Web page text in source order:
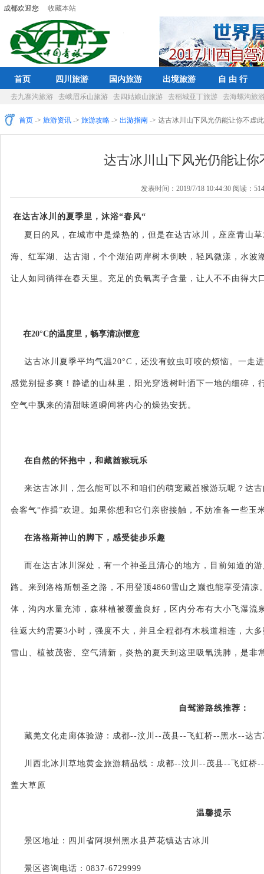
成都欢迎您 收藏本站
首页 四川旅游 国内旅游 出境旅游 自 由 行
去九寨沟旅游 去峨眉乐山旅游 去四姑娘山旅游 去稻城亚丁旅游 去海螺沟旅
首页 -> 旅游资讯 -> 旅游攻略 -> 出游指南 -> 达古冰川山下风光仍能让你不虚
达古冰川山下风光仍能让你
发表时间：2019/7/18 10:44:30 阅读：
在达古冰川的夏季里，沐浴“春风“
夏日的风，在城市中是燥热的，但是在达古冰川，座座青山
海、红军湖、达古湖，个个湖泊两岸树木倒映，轻风微漾，水波
让人如同徜徉在春天里。充足的负氧离子含量，让人不不由得大
在20°C的温度里，畅享清凉惬意
达古冰川夏季平均气温20°C，还没有蚊虫叮咬的烦恼。一走
感觉别提多爽！静谧的山林里，阳光穿透树叶洒下一地的细碎，
空气中飘来的清甜味道瞬间将内心的燥热安抚。
在自然的怀抱中，和藏酋猴玩乐
来达古冰川，怎么能可以不和咱们的萌宠藏酋猴游玩呢？达
会客气“作揖”欢迎。如果你想和它们亲密接触，不妨准备一些玉
在洛格斯神山的脚下，感受徒步乐趣
而在达古冰川深处，有一个神圣且清心的地方，目前知道的
路。来到洛格斯朝圣之路，不用登顶4860雪山之巅也能享受清
体，沟内水量充沛，森林植被覆盖良好，区内分布有大小飞瀑流
往返大约需要3小时，强度不大，并且全程都有木栈道相连，大
雪山、植被茂密、空气清新，炎热的夏天到这里吸氧洗肺，是非
自驾游路线推荐：
藏羌文化走廊体验游：成都--汶川--茂县--飞虹桥--黑水--达古
川西北冰川草地黄金旅游精品线：成都--汶川--茂县--飞虹桥
盖大草原
温馨提示
景区地址：四川省阿坝州黑水县芦花镇达古冰川
景区咨询电话： 0837-6729999